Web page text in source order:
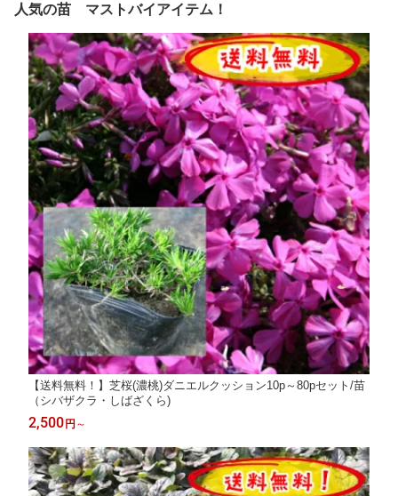
人気の苗 マストバイアイテム！
【送料無料！】芝桜(濃桃)ダニエルクッション10p～80pセット/苗
（シバザクラ・しばざくら)
2,500円 ～